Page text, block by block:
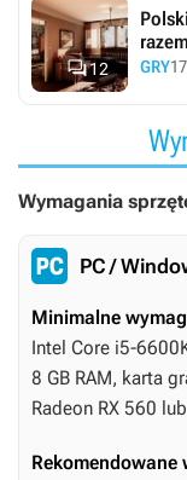
12 GRY
Wymagania
PC /
Minimalne
Intel Core i5-
8 GB RAM, karta
Radeon RX 560
Rekomendowane